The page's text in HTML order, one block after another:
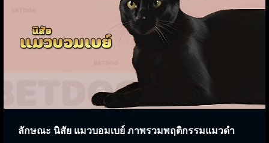
ลักษณะ นิสัย แมวบอมเบย์ ภาพรวมพฤติกรรมแมวดำ